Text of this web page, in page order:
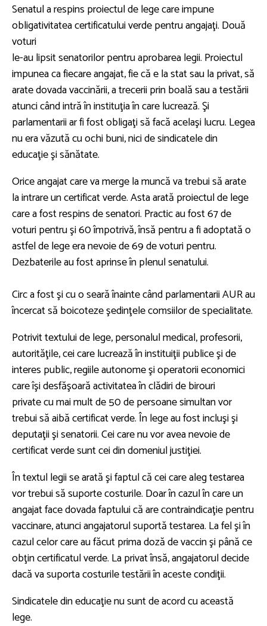
Senatul a respins proiectul de lege care impune
obligativitatea certificatului verde pentru angajaţi. Două
voturi
le-au lipsit senatorilor pentru aprobarea legii. Proiectul
impunea ca fiecare angajat, fie că e la stat sau la privat, să
arate dovada vaccinării, a trecerii prin boală sau a testării
atunci când intră în instituţia în care lucrează. Şi
parlamentarii ar fi fost obligaţi să facă acelaşi lucru. Legea
nu era văzută cu ochi buni, nici de sindicatele din
educaţie şi sănătate.
Orice angajat care va merge la muncă va trebui să arate
la intrare un certificat verde. Asta arată proiectul de lege
care a fost respins de senatori. Practic au fost 67 de
voturi pentru şi 60 împotrivă, însă pentru a fi adoptată o
astfel de lege era nevoie de 69 de voturi pentru.
Dezbaterile au fost aprinse în plenul senatului.
Circ a fost şi cu o seară înainte când parlamentarii AUR au
încercat să boicoteze şedinţele comsiilor de specialitate.
Potrivit textului de lege, personalul medical, profesorii,
autorităţile, cei care lucrează în instituiţii publice şi de
interes public, regiile autonome şi operatorii economici
care îşi desfăşoară activitatea în clădiri de birouri
private cu mai mult de 50 de persoane simultan vor
trebui să aibă certificat verde. În lege au fost incluşi şi
deputaţii şi senatorii. Cei care nu vor avea nevoie de
certificat verde sunt cei din domeniul justiţiei.
În textul legii se arată şi faptul că cei care aleg testarea
vor trebui să suporte costurile. Doar în cazul în care un
angajat face dovada faptului că are contraindicaţie pentru
vaccinare, atunci angajatorul suportă testarea. La fel şi în
cazul celor care au făcut prima doză de vaccin şi până ce
obţin certificatul verde. La privat însă, angajatorul decide
dacă va suporta costurile testării în aceste condiţii.
Sindicatele din educaţie nu sunt de acord cu această
lege.